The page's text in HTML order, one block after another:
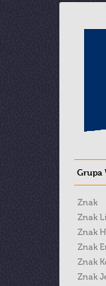
Grupa
Znak
Znak
Znak
Znak
Znak
Znak